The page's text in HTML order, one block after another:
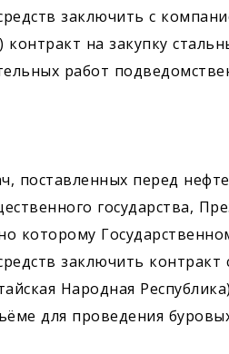
заключить с
контракт на закупку
работ
поставленных перед
государства,
которому
заключить контракт
Народная
для проведения